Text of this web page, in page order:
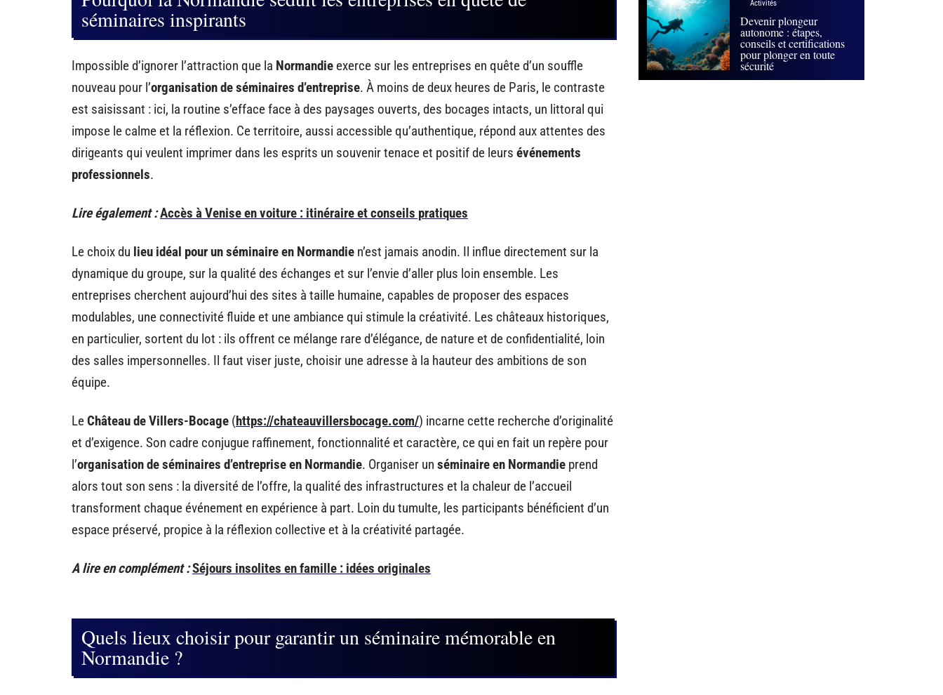
séminaires inspirants
Impossible d’ignorer l’attraction que la Normandie exerce sur les entreprises en quête d’un souffle
nouveau pour l’organisation de séminaires d’entreprise. À moins de deux heures de Paris, le contraste
est saisissant : ici, la routine s’efface face à des paysages ouverts, des bocages intacts, un littoral qui
impose le calme et la réflexion. Ce territoire, aussi accessible qu’authentique, répond aux attentes des
dirigeants qui veulent imprimer dans les esprits un souvenir tenace et positif de leurs événements
professionnels.
Lire également :Accès à Venise en voiture : itinéraire et conseils pratiques
Le choix du lieu idéal pour un séminaire en Normandie n’est jamais anodin. Il influe directement sur la
dynamique du groupe, sur la qualité des échanges et sur l’envie d’aller plus loin ensemble. Les
entreprises cherchent aujourd’hui des sites à taille humaine, capables de proposer des espaces
modulables, une connectivité fluide et une ambiance qui stimule la créativité. Les châteaux historiques,
en particulier, sortent du lot : ils offrent ce mélange rare d’élégance, de nature et de confidentialité, loin
des salles impersonnelles. Il faut viser juste, choisir une adresse à la hauteur des ambitions de son
équipe.
LeChâteau de Villers-Bocage (https://chateauvillersbocage.com/) incarne cette recherche d’originalité
et d’exigence. Son cadre conjugue raffinement, fonctionnalité et caractère, ce qui en fait un repère pour
l’organisation de séminaires d’entreprise en Normandie. Organiser un séminaire en Normandie prend
alors tout son sens : la diversité de l’offre, la qualité des infrastructures et la chaleur de l’accueil
transforment chaque événement en expérience à part. Loin du tumulte, les participants bénéficient d’un
espace préservé, propice à la réflexion collective et à la créativité partagée.
A lire en complément :Séjours insolites en famille : idées originales
Quels lieux choisir pour garantir un séminaire mémorable en
Normandie ?
Activités
Devenir plongeur
autonome : étapes,
conseils et certifications
pour plonger en toute
sécurité